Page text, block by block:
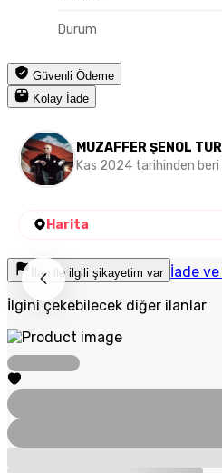
Durum
Güvenli Ödeme
Kolay İade
MUZAFFER ŞENOL
Kas 2024 tarihinden beri
Harita
İlan ile ilgili şikayetim var İade ve
İlgini çekebilecek diğer ilanlar